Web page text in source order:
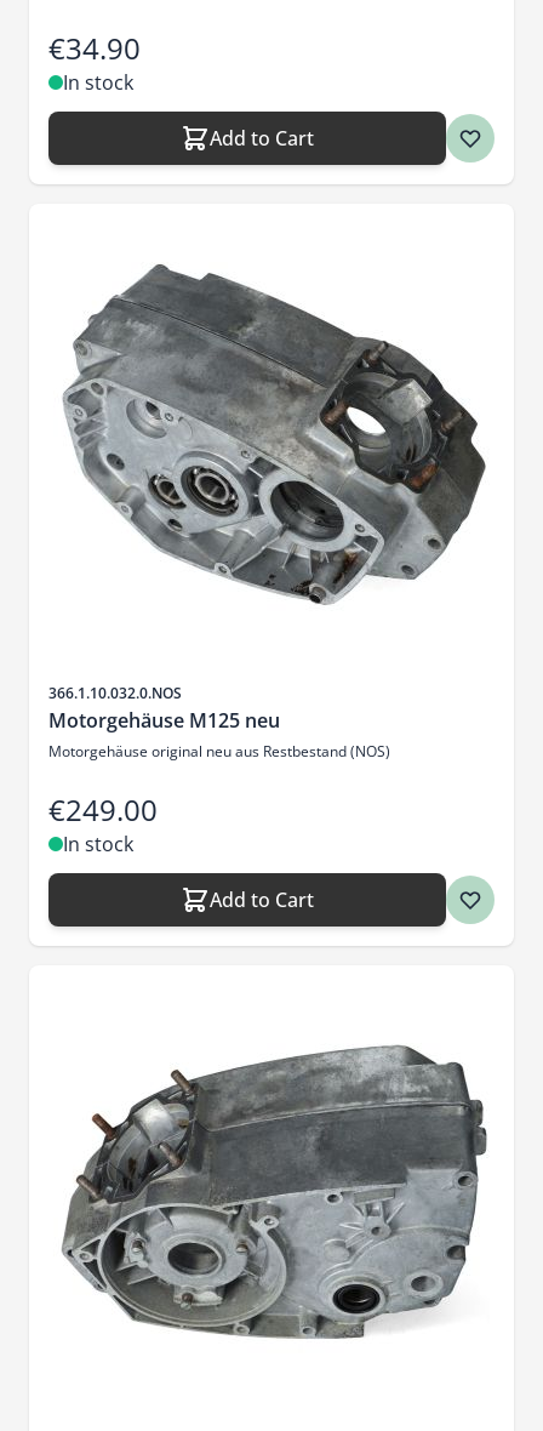
€34.90
In stock
Add to Cart
Sku
366.1.10.032.0.NOS
Motorgehäuse M125 neu
Motorgehäuse original neu aus Restbestand (NOS)
€249.00
In stock
Add to Cart